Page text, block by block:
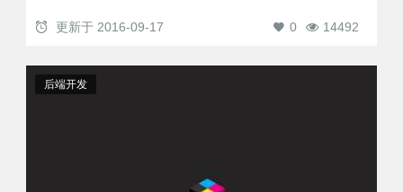
更新于 2016-09-17 14492
0
后端开发